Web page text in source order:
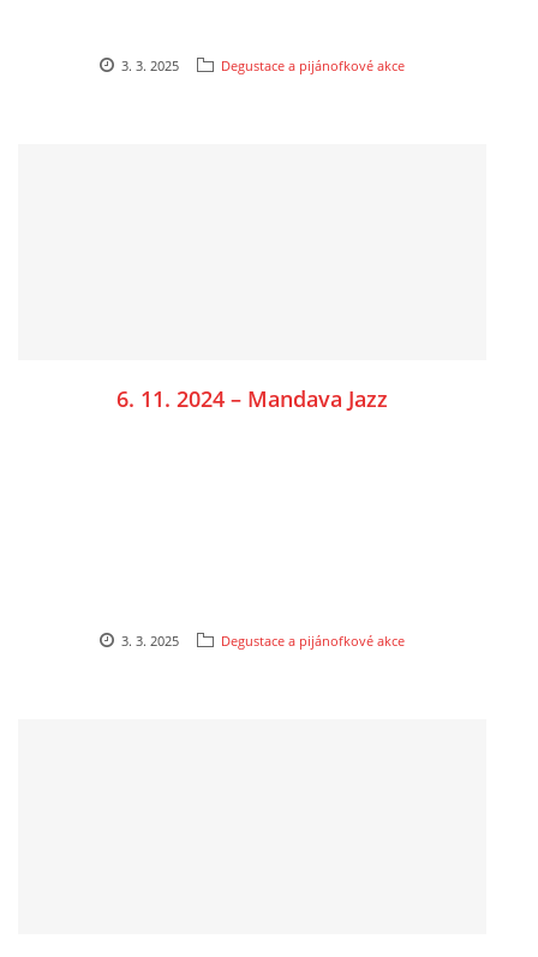
3. 3. 2025 Degustace a pijánofkové akce
6. 11. 2024 – Mandava Jazz
3. 3. 2025 Degustace a pijánofkové akce